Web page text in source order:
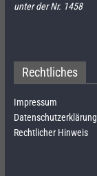
unter der Nr. 1458
Rechtliches
Impressum
Datenschutzerklärung
Rechtlicher Hinweis